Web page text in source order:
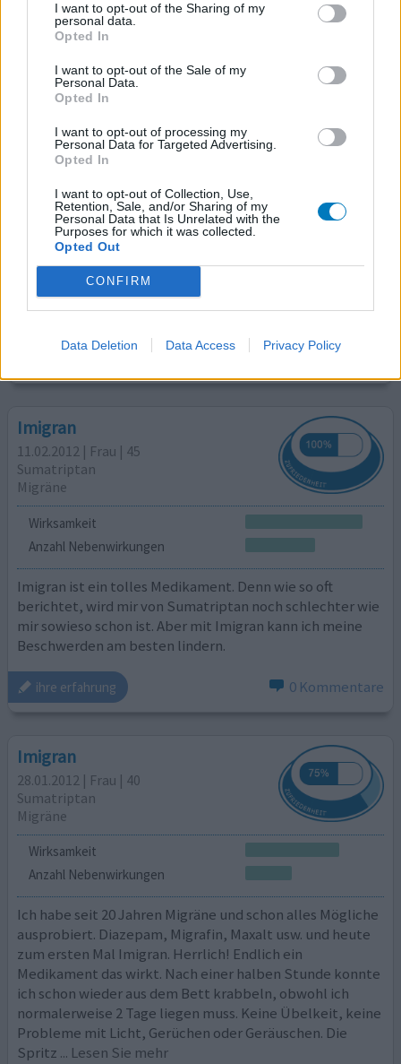
I want to opt-out of the Sharing of my
personal data.
Opted In
I want to opt-out of the Sale of my
Personal Data.
Opted In
I want to opt-out of processing my
Personal Data for Targeted Advertising.
Opted In
I want to opt-out of Collection, Use,
Retention, Sale, and/or Sharing of my
Personal Data that Is Unrelated with the
Purposes for which it was collected.
Opted Out
CONFIRM
Data Deletion Data Access Privacy Policy
Imigran
17.02.2012 | Frau | 44
Sumatriptan
Migräne
Anzahl Nebenwirkungen
nehm ich Sumatriptan und das wirkt. Aber in der ersten
Stunde nach der Einnahme ist mir immer schrecklich
schlecht. Ich habe ein steifes Gefühl im Nacken und bin
wie benebelt. Wenn das Medikament dann richtig wirkt
geht es wieder besser. Aber dann bin ich sehr müde und
kraftlos. Aber es ist leider das einzige Medikame
Sie mehr
0 Kommentare
Imigran
11.02.2012 | Frau | 45
Sumatriptan
Migräne
Wirksamkeit
Anzahl Nebenwirkungen
Imigran ist ein tolles Medikament. Denn wie so oft
berichtet, wird mir von Sumatriptan noch schlechter wie
mir sowieso schon ist. Aber mit Imigran kann ich meine
Beschwerden am besten lindern.
ihre erfahrung 0 Kommentare
Imigran
28.01.2012 | Frau | 40
Sumatriptan
Migräne
Wirksamkeit
Anzahl Nebenwirkungen
Ich habe seit 20 Jahren Migräne und schon alles Mögliche
ausprobiert. Diazepam, Migrafin, Maxalt usw. und heute
zum ersten Mal Imigran. Herrlich! Endlich ein
Medikament das wirkt. Nach einer halben Stunde konnte
ich schon wieder aus dem Bett krabbeln, obwohl ich
normalerweise 2 Tage liegen muss. Keine Übelkeit, keine
Probleme mit Licht, Gerüchen oder Geräuschen. Die
Spritz ... Lesen Sie mehr